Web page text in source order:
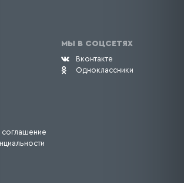
МЫ В СОЦСЕТЯХ
Вконтакте
Одноклассники
соглашение